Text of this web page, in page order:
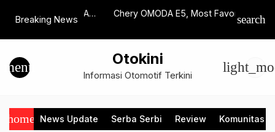
Breaking News
Luncurkan dua
Chery OMODA E5, Most Favorite EV search
menu Otokini
Informasi Otomotif Terkini
home News Update Serba Serbi Review Komunitas